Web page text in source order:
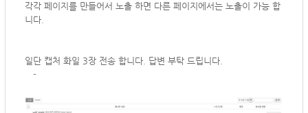
각각 페이지를 만들어서 노출 하면 다른 페이지에서는 노출이 가능 합
니다.
일단 캡처 화일 3장 전송 합니다. 답변 부탁 드립니다.
-